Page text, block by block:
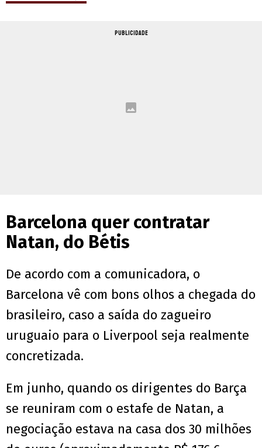
PUBLICIDADE
Barcelona quer contratar
Natan, do Bétis
De acordo com a comunicadora, o
Barcelona vê com bons olhos a chegada do
brasileiro, caso a saída do zagueiro
uruguaio para o Liverpool seja realmente
concretizada.
Em junho, quando os dirigentes do Barça
se reuniram com o estafe de Natan, a
negociação estava na casa dos 30 milhões